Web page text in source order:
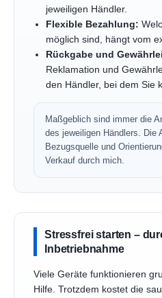
jeweiligen Händler.
Flexible Bezahlung:
möglich sind, hängt vom
Rückgabe und
Reklamation und
den Händler, bei dem Sie
Maßgeblich sind immer die
des jeweiligen Händlers. Die
Bezugsquelle und
Verkauf durch mich.
Stressfrei starten –
Inbetriebnahme
Viele Geräte funktionieren
Hilfe. Trotzdem kostet die